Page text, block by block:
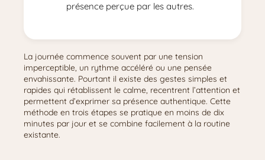
présence perçue par les autres.
La journée commence souvent par une tension
imperceptible, un rythme accéléré ou une pensée
envahissante. Pourtant il existe des gestes simples et
rapides qui rétablissent le calme, recentrent l’attention et
permettent d’exprimer sa présence authentique. Cette
méthode en trois étapes se pratique en moins de dix
minutes par jour et se combine facilement à la routine
existante.